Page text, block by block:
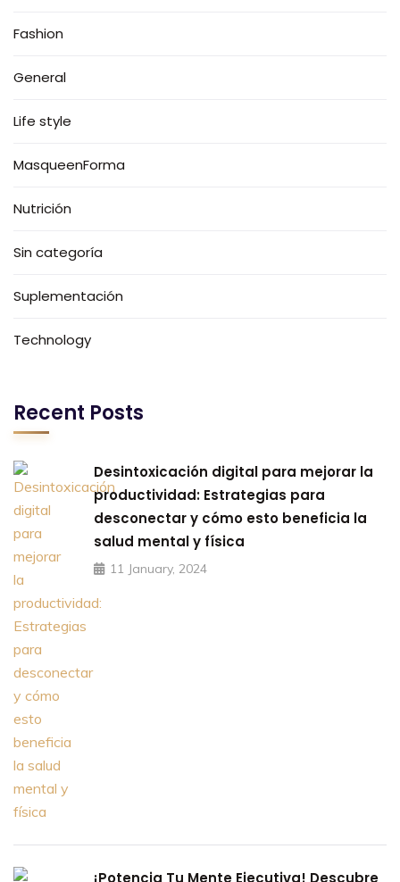
Fashion
General
Life style
MasqueenForma
Nutrición
Sin categoría
Suplementación
Technology
Recent Posts
Desintoxicación digital para mejorar la
productividad: Estrategias para
desconectar y cómo esto beneficia la
salud mental y física
11 January, 2024
¡Potencia Tu Mente Ejecutiva! Descubre